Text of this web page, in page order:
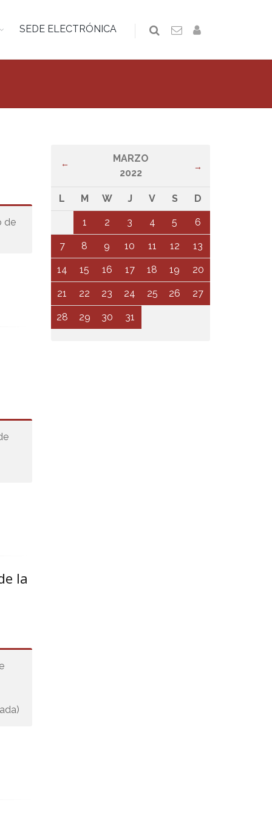
SEDE ELECTRÓNICA
de
la
← →
MARZO
2022
L M W J V S D
1 2 3 4 5 6
7 8 9 10 11 12 13
14 15 16 17 18 19 20
21 22 23 24 25 26 27
28 29 30 31